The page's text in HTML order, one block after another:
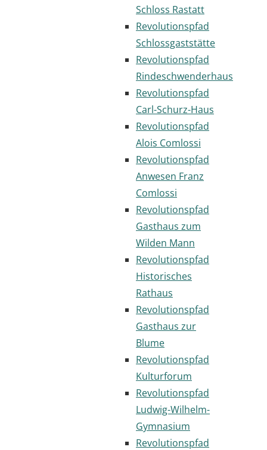
Schloss Rastatt
Revolutionspfad
Schlossgaststätte
Revolutionspfad
Rindeschwenderhaus
Revolutionspfad
Carl-Schurz-Haus
Revolutionspfad
Alois Comlossi
Revolutionspfad
Anwesen Franz
Comlossi
Revolutionspfad
Gasthaus zum
Wilden Mann
Revolutionspfad
Historisches
Rathaus
Revolutionspfad
Gasthaus zur
Blume
Revolutionspfad
Kulturforum
Revolutionspfad
Ludwig-Wilhelm-
Gymnasium
Revolutionspfad